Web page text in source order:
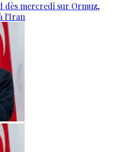
dès mercredi sur Ormuz,
l'Iran